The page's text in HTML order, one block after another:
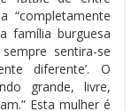
“completamente
família burguesa
sentira-se
diferente’. O
grande, livre,
Esta mulher é